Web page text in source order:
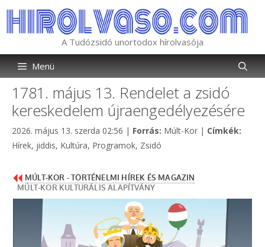
tartalomba
A Tudózsidó unortodox hírolvasója
Menü
1781. május 13. Rendelet a zsidó
kereskedelem újraengedélyezésére
2026. május 13. szerda 02:56 | Forrás: Kategória
Múlt-Kor | Címkék:
Hírek, jiddis, Kultúra, Programok, Zsidó